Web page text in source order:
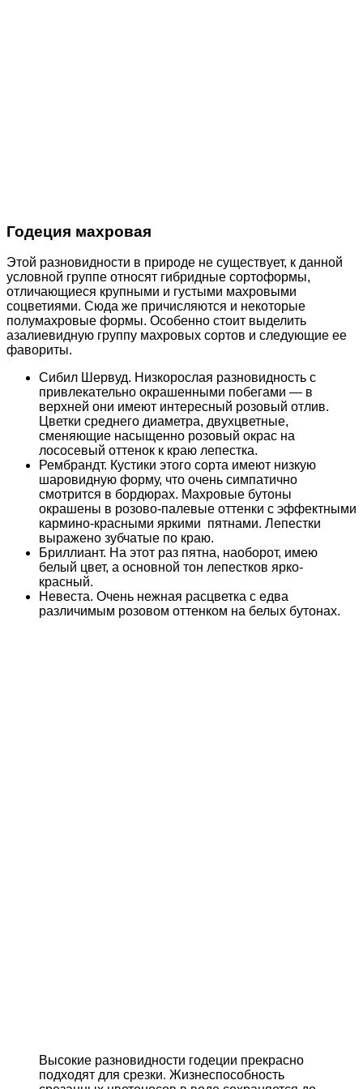
Годеция махровая
Этой разновидности в природе не существует, к данной
условной группе относят гибридные сортоформы,
отличающиеся крупными и густыми махровыми
соцветиями. Сюда же причисляются и некоторые
полумахровые формы. Особенно стоит выделить
азалиевидную группу махровых сортов и следующие ее
фавориты.
Сибил Шервуд. Низкорослая разновидность с
привлекательно окрашенными побегами — в
верхней они имеют интересный розовый отлив.
Цветки среднего диаметра, двухцветные,
сменяющие насыщенно розовый окрас на
лососевый оттенок к краю лепестка.
Рембрандт. Кустики этого сорта имеют низкую
шаровидную форму, что очень симпатично
смотрится в бордюрах. Махровые бутоны
окрашены в розово-палевые оттенки с эффектными
кармино-красными яркими пятнами. Лепестки
выражено зубчатые по краю.
Бриллиант. На этот раз пятна, наоборот, имею
белый цвет, а основной тон лепестков ярко-
красный.
Невеста. Очень нежная расцветка с едва
различимым розовом оттенком на белых бутонах.
Высокие разновидности годеции прекрасно
подходят для срезки. Жизнеспособность